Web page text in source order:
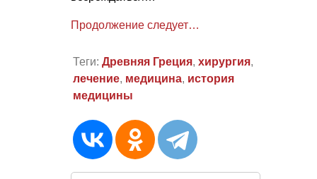
Продолжение следует…
Теги: Древняя Греция, хирургия,
лечение, медицина, история
медицины